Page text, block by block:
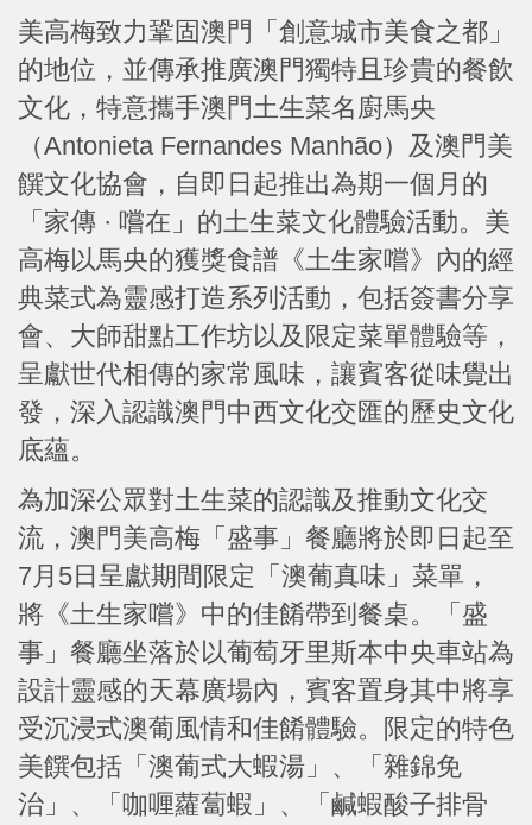
美高梅致力鞏固澳門「創意城市美食之都」
的地位，並傳承推廣澳門獨特且珍貴的餐飲
文化，特意攜手澳門土生菜名廚馬央
（Antonieta Fernandes Manhão）及澳門美
饌文化協會，自即日起推出為期一個月的
「家傳 · 嚐在」的土生菜文化體驗活動。美
高梅以馬央的獲獎食譜《土生家嚐》內的經
典菜式為靈感打造系列活動，包括簽書分享
會、大師甜點工作坊以及限定菜單體驗等，
呈獻世代相傳的家常風味，讓賓客從味覺出
發，深入認識澳門中西文化交匯的歷史文化
底蘊。
為加深公眾對土生菜的認識及推動文化交
流，澳門美高梅「盛事」餐廳將於即日起至
7月5日呈獻期間限定「澳葡真味」菜單，
將《土生家嚐》中的佳餚帶到餐桌。「盛
事」餐廳坐落於以葡萄牙里斯本中央車站為
設計靈感的天幕廣場內，賓客置身其中將享
受沉浸式澳葡風情和佳餚體驗。限定的特色
美饌包括「澳葡式大蝦湯」、「雜錦免
治」、「咖喱蘿蔔蝦」、「鹹蝦酸子排骨